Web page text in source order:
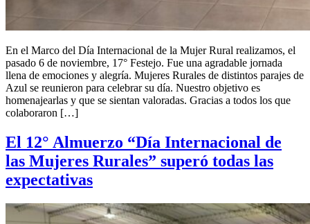
En el Marco del Día Internacional de la Mujer Rural realizamos, el
pasado 6 de noviembre, 17° Festejo. Fue una agradable jornada
llena de emociones y alegría. Mujeres Rurales de distintos parajes de
Azul se reunieron para celebrar su día. Nuestro objetivo es
homenajearlas y que se sientan valoradas. Gracias a todos los que
colaboraron […]
El 12° Almuerzo “Día Internacional de
las Mujeres Rurales” superó todas las
expectativas